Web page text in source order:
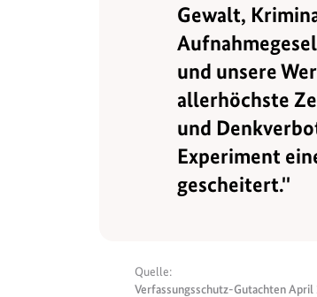
Gewalt,
und unsere
allerhöchste
und
Experiment
gescheitert.''
Quelle:
Verfassungsschutz-Gutachten April